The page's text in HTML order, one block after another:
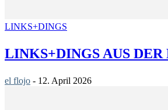
LINKS+DINGS
LINKS+DINGS AUS
el flojo - 12. April 2026